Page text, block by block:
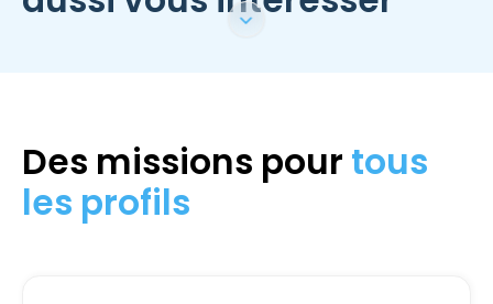
Des missions pour tous
les profils